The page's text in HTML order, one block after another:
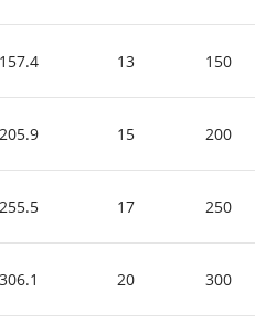
157.4 13 150
205.9 15 200
255.5 17 250
306.1 20 300